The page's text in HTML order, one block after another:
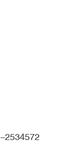
2534572